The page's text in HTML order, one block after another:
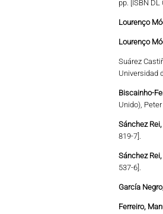
pp. [ISBN DL
Lourenço
Lourenço
Suárez
Universidad
Biscainho-
Unido),
Sánchez
819-7].
Sánchez
537-6].
García
Ferreiro,